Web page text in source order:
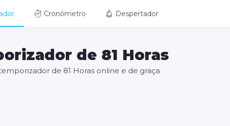
Cronômetro Despertador
de 81 Horas
de 81 Horas online e de graça